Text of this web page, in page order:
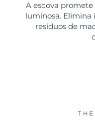
A escova
luminosa. Elimina
resíduos de